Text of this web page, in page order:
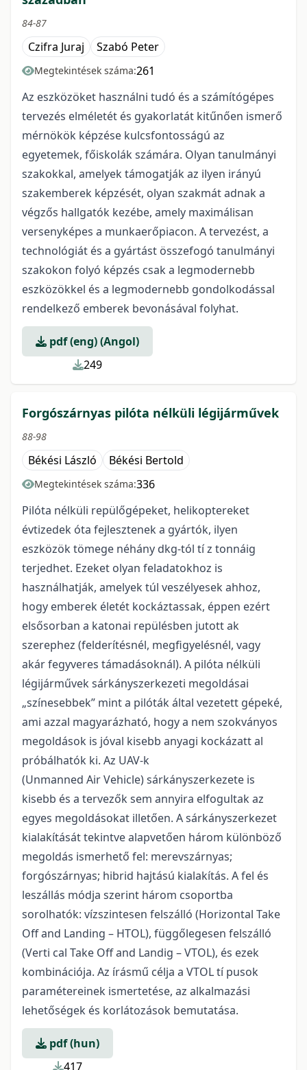
84-87
Czifra Juraj Szabó Peter
Megtekintések száma:261
Az eszközöket használni tudó és a számítógépes
tervezés elméletét és gyakorlatát kitűnően ismerő
mérnökök képzése kulcsfontosságú az
egyetemek, főiskolák számára. Olyan tanulmányi
szakokkal, amelyek támogatják az ilyen irányú
szakemberek képzését, olyan szakmát adnak a
végzős hallgatók kezébe, amely maximálisan
versenyképes a munkaerőpiacon. A tervezést, a
technológiát és a gyártást összefogó tanulmányi
szakokon folyó képzés csak a legmodernebb
eszközökkel és a legmodernebb gondolkodással
rendelkező emberek bevonásával folyhat.
pdf (eng) (Angol)
249
Forgószárnyas pilóta nélküli légijárművek
88-98
Békési László Békési Bertold
Megtekintések száma:336
Pilóta nélküli repülőgépeket, helikoptereket
évtizedek óta fejlesztenek a gyártók, ilyen
eszközök tömege néhány dkg-tól tí z tonnáig
terjedhet. Ezeket olyan feladatokhoz is
használhatják, amelyek túl veszélyesek ahhoz,
hogy emberek életét kockáztassak, éppen ezért
elsősorban a katonai repülésben jutott ak
szerephez (felderítésnél, megfigyelésnél, vagy
akár fegyveres támadásoknál). A pilóta nélküli
légijárművek sárkányszerkezeti megoldásai
„színesebbek” mint a pilóták által vezetett gépeké,
ami azzal magyarázható, hogy a nem szokványos
megoldások is jóval kisebb anyagi kockázatt al
próbálhatók ki. Az UAV-k
(Unmanned Air Vehicle) sárkányszerkezete is
kisebb és a tervezők sem annyira elfogultak az
egyes megoldásokat illetően. A sárkányszerkezet
kialakítását tekintve alapvetően három különböző
megoldás ismerhető fel: merevszárnyas;
forgószárnyas; hibrid hajtású kialakítás. A fel és
leszállás módja szerint három csoportba
sorolhatók: vízszintesen felszálló (Horizontal Take
Off and Landing – HTOL), függőlegesen felszálló
(Verti cal Take Off and Landig – VTOL), és ezek
kombinációja. Az írásmű célja a VTOL tí pusok
paramétereinek ismertetése, az alkalmazási
lehetőségek és korlátozások bemutatása.
pdf (hun)
417